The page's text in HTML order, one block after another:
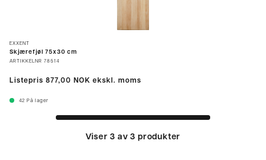
EXXENT
Skjærefjøl 75x30 cm
ARTIKKELNR 78514
Listepris 877,00 NOK ekskl. moms
42 På lager
Viser 3 av 3 produkter